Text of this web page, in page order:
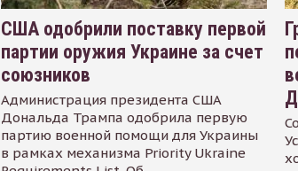
США одобрили поставку первой
партии оружия Украине за счет
союзников
Администрация президента США
Дональда Трампа одобрила первую
партию военной помощи для Украины
в рамках механизма Priority Ukraine